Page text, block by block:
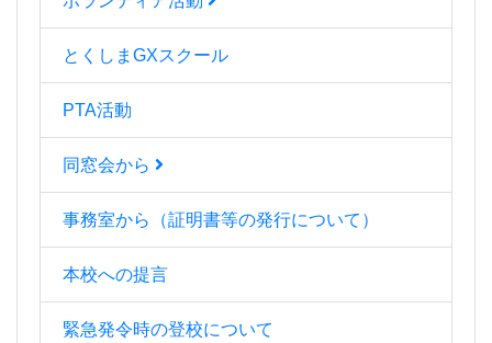
とくしまGXスクール
PTA活動
同窓会から
事務室から（証明書等の発行について）
本校への提言
緊急発令時の登校について